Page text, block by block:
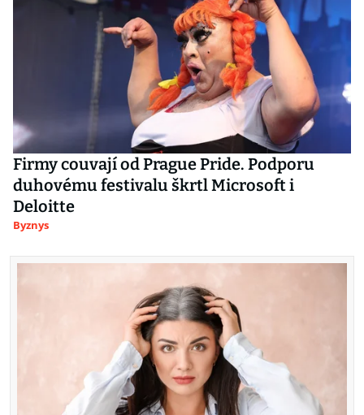
Firmy couvají od Prague Pride. Podporu
duhovému festivalu škrtl Microsoft i
Deloitte
Byznys